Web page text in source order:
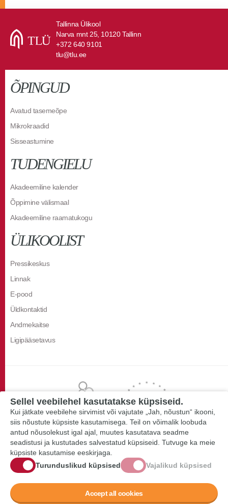
Tallinna Ülikool
Narva mnt 25, 10120 Tallinn
+372 640 9101
tlu@tlu.ee
ÕPINGUD
Avatud tasemeõpe
Mikrokraadid
Sisseastumine
TUDENGIELU
Akadeemiline kalender
Õppimine välismaal
Akadeemiline raamatukogu
ÜLIKOOLIST
Pressikeskus
Linnak
E-pood
Üldkontaktid
Andmekaitse
Ligipääsetavus
Sellel veebilehel kasutatakse küpsiseid.
Kui jätkate veebilehe sirvimist või vajutate „Jah, nõustun“ ikooni,
siis nõustute küpsiste kasutamisega. Teil on võimalik loobuda
antud nõusolekust igal ajal, muutes kasutatava seadme
seadistusi ja kustutades salvestatud küpsiseid. Tutvuge ka meie
küpsiste kasutamise eeskirjaga.
Turunduslikud küpsised
Vajalikud küpsised
Accept all cookies